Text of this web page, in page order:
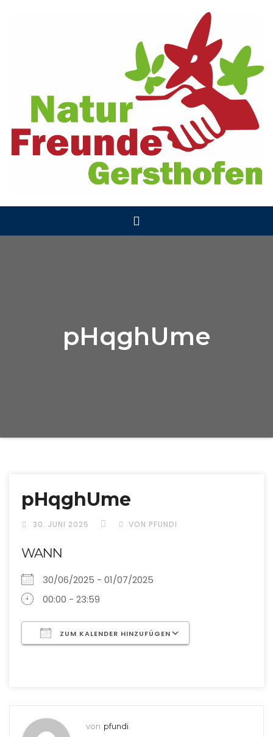
pHqghUme
pHqghUme
30. JUNI 2025 VON PFUNDI
WANN
30/06/2025 - 01/07/2025
00:00 - 23:59
ZUM KALENDER HINZUFÜGEN
von pfundi